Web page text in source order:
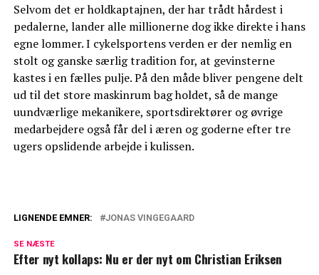
Selvom det er holdkaptajnen, der har trådt hårdest i
pedalerne, lander alle millionerne dog ikke direkte i hans
egne lommer. I cykelsportens verden er der nemlig en
stolt og ganske særlig tradition for, at gevinsterne
kastes i en fælles pulje. På den måde bliver pengene delt
ud til det store maskinrum bag holdet, så de mange
uundværlige mekanikere, sportsdirektører og øvrige
medarbejdere også får del i æren og goderne efter tre
ugers opslidende arbejde i kulissen.
Tour de France
LIGNENDE EMNER: JONAS VINGEGAARD
SE NÆSTE
Efter nyt kollaps: Nu er der nyt om Christian Eriksen